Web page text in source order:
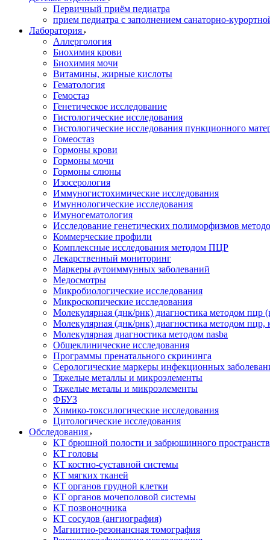
Первичный приём педиатра
прием педиатра с заполнением санаторно-
Лаборатория
Аллергология
Биохимия крови
Биохимия мочи
Витамины, жирные кислоты
Гематология
Гемостаз
Генетическое исследование
Гистологические исследования
Гистологические исследования пункционного
Гомеостаз
Гормоны крови
Гормоны мочи
Гормоны слюны
Изосерология
Иммуногистохимические исследования
Имуннологические исследования
Имуногематология
Исследование генетических полиморфизмов
Коммерческие профили
Комплексные исследования методом ПЦР
Лекарственный мониторинг
Маркеры аутоиммунных заболеваний
Медосмотры
Микробиологические исследования
Микроскопические исследования
Молекулярная (днк/рнк) диагностика методом пцр
Молекулярная (днк/рнк) диагностика методом пцр,
Молекулярная диагностика методом nasba
Общеклинические исследования
Программы пренатального скрининга
Серологические маркеры инфекционных
Тяжелые металлы и микроэлементы
Тяжелые металы и микроэлементы
ФБУЗ
Химико-токсилогические исследования
Цитологические исследования
Обследования
КТ брюшной полости и забрюшинного
КТ головы
КТ костно-суставной системы
КТ мягких тканей
КТ органов грудной клетки
КТ органов мочеполовой системы
КТ позвоночника
КТ сосудов (ангиография)
Магнитно-резонансная томография